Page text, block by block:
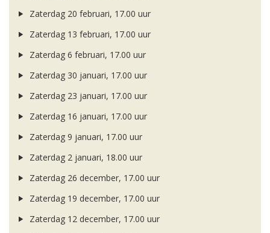
Zaterdag 20 februari, 17.00 uur
Zaterdag 13 februari, 17.00 uur
Zaterdag 6 februari, 17.00 uur
Zaterdag 30 januari, 17.00 uur
Zaterdag 23 januari, 17.00 uur
Zaterdag 16 januari, 17.00 uur
Zaterdag 9 januari, 17.00 uur
Zaterdag 2 januari, 18.00 uur
Zaterdag 26 december, 17.00 uur
Zaterdag 19 december, 17.00 uur
Zaterdag 12 december, 17.00 uur